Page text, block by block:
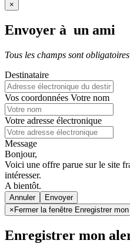
×
Envoyer à un ami
Tous les champs sont obligatoires
Destinataire
Vos coordonnées Votre nom
Votre adresse électronique
Message
Bonjour,
Voici une offre parue sur le site
intéresser.
A bientôt.
Annuler
× Fermer la fenêtre Enregistrer
Enregistrer mon